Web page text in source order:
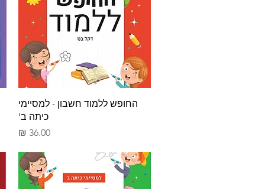
תצוגה מהירה
החופש ללמוד חשבון - למסיימי
כיתה ב'
מחיר‏36.00 ‏₪